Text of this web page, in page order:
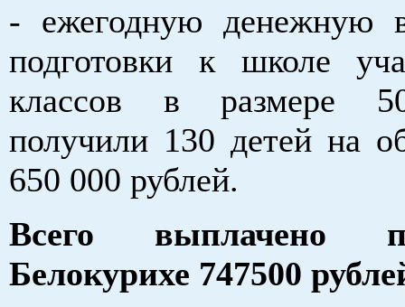
- ежегодную денежную
подготовки к школе
классов в размере
получили 130 детей на
650 000 рублей.
Всего выплачено
Белокурихе 747500